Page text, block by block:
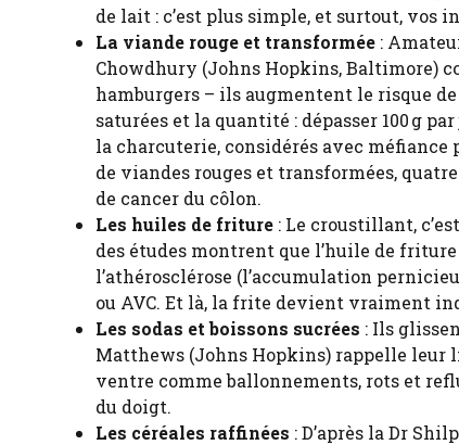
de lait : c’est plus simple, et surtout, vos
La viande rouge et transformée :
Chowdhury (Johns Hopkins, Baltimore)
hamburgers – ils augmentent le risque de
saturées et la quantité : dépasser 100 g
la charcuterie, considérés avec méfiance
de viandes rouges et transformées,
de cancer du côlon.
Les huiles de friture : Le croustillant,
des études montrent que l’huile de
l’athérosclérose (l’accumulation
ou AVC. Et là, la frite devient vraiment
Les sodas et boissons sucrées : Ils
Matthews (Johns Hopkins) rappelle leur
ventre comme ballonnements, rots et
du doigt.
Les céréales raffinées : D’après la Dr